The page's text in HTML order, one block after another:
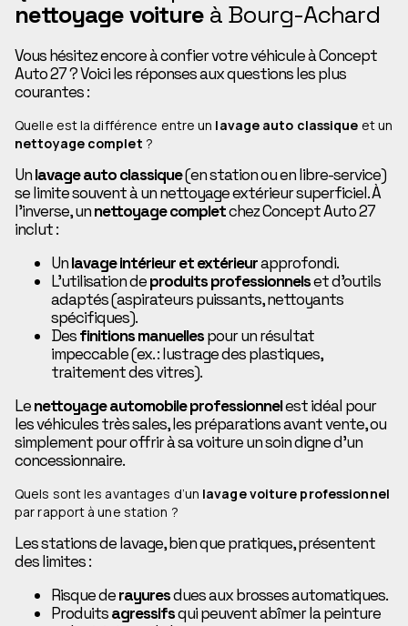
nettoyage voiture à Bourg-Achard
Vous hésitez encore à confier votre véhicule à Concept
Auto 27 ? Voici les réponses aux questions les plus
courantes :
Quelle est la différence entre un lavage auto classique et un
nettoyage complet ?
Unlavage auto classique(en station ou en libre-service)
se limite souvent à un nettoyage extérieur superficiel. À
l’inverse, unnettoyage completchez Concept Auto 27
inclut :
Unlavage intérieur et extérieurapprofondi.
L’utilisation deproduits professionnelset d’outils
adaptés (aspirateurs puissants, nettoyants
spécifiques).
Desfinitions manuellespour un résultat
impeccable (ex. : lustrage des plastiques,
traitement des vitres).
Lenettoyage automobile professionnelest idéal pour
les véhicules très sales, les préparations avant vente, ou
simplement pour offrir à sa voiture un soin digne d’un
concessionnaire.
Quels sont les avantages d’un lavage voiture professionnel
par rapport à une station ?
Les stations de lavage, bien que pratiques, présentent
des limites :
Risque derayuresdues aux brosses automatiques.
Produitsagressifsqui peuvent abîmer la peinture